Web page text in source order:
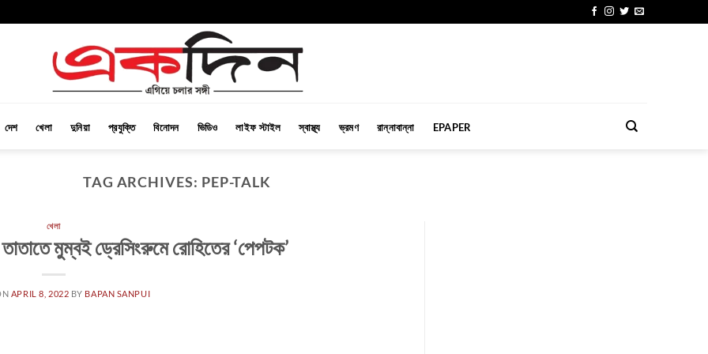
দেশ খেলা দুনিয়া প্রযুক্তি বিনোদন ভিডিও লাইফ স্টাইল স্বাস্থ্য ভ্রমণ রান্নাবান্না EPAPER
TAG ARCHIVES: PEP-TALK
খেলা
মুম্বই ড্রেসিংরুমে রোহিতের ‘পেপটক’
APRIL 8, 2022 BY BAPAN SANPUI